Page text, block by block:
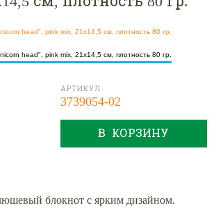
АРТИКУЛ:
3739054-02
В КОРЗИНУ
блокнот с ярким дизайном.